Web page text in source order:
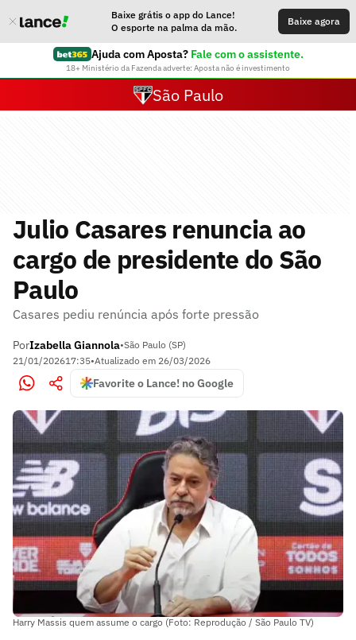
Baixe grátis o app do Lance!
O esporte na palma da mão.
Baixe agora
Ajuda com Aposta? Fale com o assistente.
18+ Ministério da Fazenda adverte: Aposta não é investimento
São Paulo
Julio Casares renuncia ao
cargo de presidente do São
Paulo
Casares pediu renúncia após forte pressão
PorIzabella Giannola•São Paulo (SP)
21/01/202617:35•Atualizado em 26/03/2026
Favorite o Lance! no Google
Harry Massis quem assume o cargo (Foto: Reprodução / São Paulo TV)